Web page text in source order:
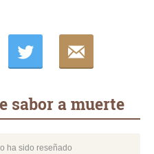
sabor a muerte
ha sido reseñado